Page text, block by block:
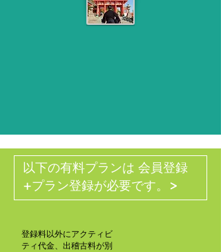
以下の有料プランは 会員登録
+プラン登録が必要です。 >
登録料以外にアクティビ
ティ代金、出稽古料が別